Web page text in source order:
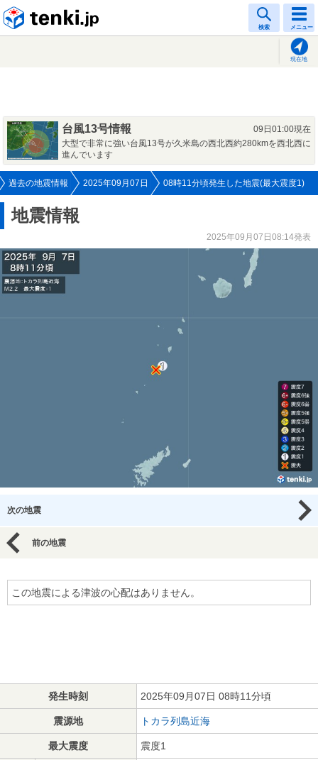
検索 メニュー
現在地
台風13号情報
09日01:00現在
大型で非常に強い台風13号が久米島の西北西約280kmを西北西に
進んでいます
過去の地震情報 2025年09月07日 08時11分頃発生した地震(最大震度1)
地震情報
2025年09月07日08:14発表
次の地震
前の地震
この地震による津波の心配はありません。
発生時刻 2025年09月07日 08時11分頃
震源地 トカラ列島近海
最大震度 震度1